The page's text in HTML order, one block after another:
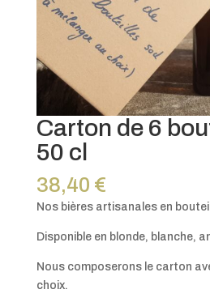
Carton de 6
50 cl
38,40 €
Nos bières artisanales en
Disponible en blonde, blanche,
Nous composerons le carton
choix.